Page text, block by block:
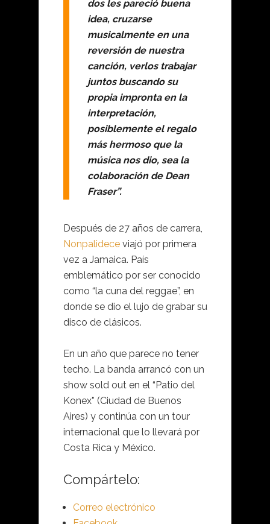
dos les pareció buena
idea, cruzarse
musicalmente en una
reversión de nuestra
canción, verlos trabajar
juntos buscando su
propia impronta en la
interpretación,
posiblemente el regalo
más hermoso que la
música nos dio, sea la
colaboración de Dean
Fraser”.
Después de 27 años de carrera,
Nonpalidece viajó por primera
vez a Jamaica. País
emblemático por ser conocido
como “la cuna del reggae”, en
donde se dio el lujo de grabar su
disco de clásicos.
En un año que parece no tener
techo. La banda arrancó con un
show sold out en el “Patio del
Konex” (Ciudad de Buenos
Aires) y continúa con un tour
internacional que lo llevará por
Costa Rica y México.
Compártelo:
Correo electrónico